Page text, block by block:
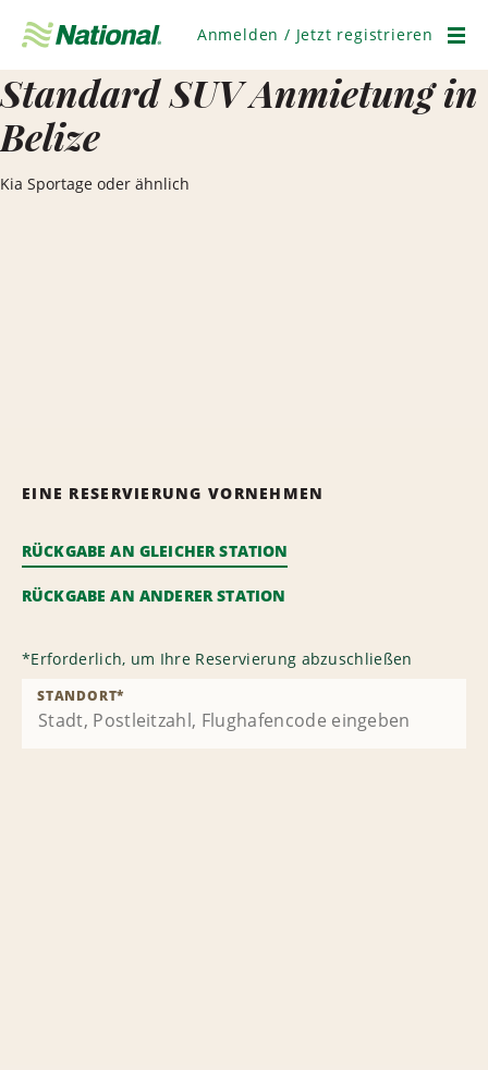
überspringen
Anmelden / Jetzt registrieren
Standard SUV Anmietung in
Belize
Kia Sportage oder ähnlich
EINE RESERVIERUNG VORNEHMEN
RÜCKGABE AN GLEICHER STATION
RÜCKGABE AN ANDERER STATION
*Erforderlich, um Ihre Reservierung abzuschließen
STANDORT*